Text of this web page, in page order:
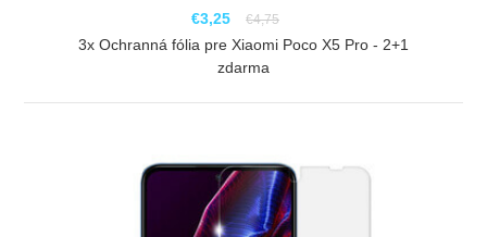
€3,25 €4,75
3x Ochranná fólia pre Xiaomi Poco X5 Pro - 2+1
zdarma